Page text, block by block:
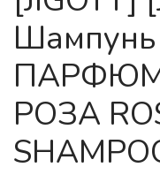
Шампунь
РОЗА